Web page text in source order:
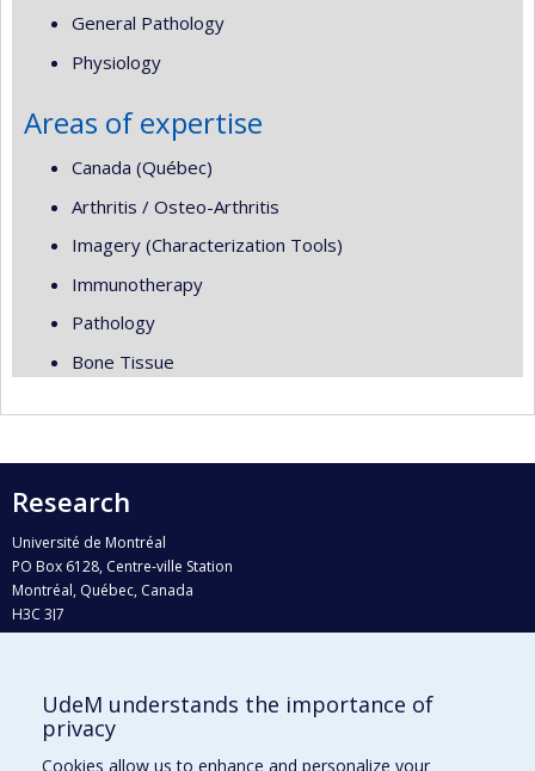
General Pathology
Physiology
Areas of expertise
Canada (Québec)
Arthritis / Osteo-Arthritis
Imagery (Characterization Tools)
Immunotherapy
Pathology
Bone Tissue
Research
Université de Montréal
PO Box 6128, Centre-ville Station
Montréal, Québec, Canada
H3C 3J7
Who does what?
Find us
UdeM understands the importance of
privacy
Cookies allow us to enhance and personalize your